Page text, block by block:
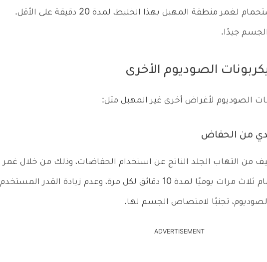
منطقة المهبل بهذا الخليط، لمدة 20 دقيقة على الأقل.
جيدًا.
الصوديوم الأخرى
الصوديوم لأغراض أخرى غير المهبل مثل:
من الحفاض
من التهاب الجلد الناتج عن استخدام الحفاضات، وذلك من خلال غمر
المنطقة المصابة بهذا الحمام ثلاث مرات يوميًا لمدة 10 دقائق لكل مرة، وعدم زيادة القدر المستخدم
تجنبًا لامتصاص الجسم لها.
ADVERTISEMENT